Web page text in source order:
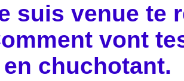
suis venue te
vont
chuchotant.